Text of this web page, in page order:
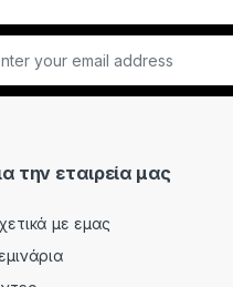
την εταιρεία μας
με εμας